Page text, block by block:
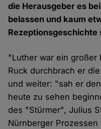
die Herausgeber es
belassen und kaum
Rezeptionsgeschichte
"Luther war ein großer
Ruck durchbrach er
und weiter: "sah er
heute zu sehen
des "Stürmer", Julius
Nürnberger